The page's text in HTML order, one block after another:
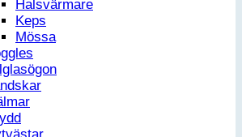
Halsvärmare
Keps
Mössa